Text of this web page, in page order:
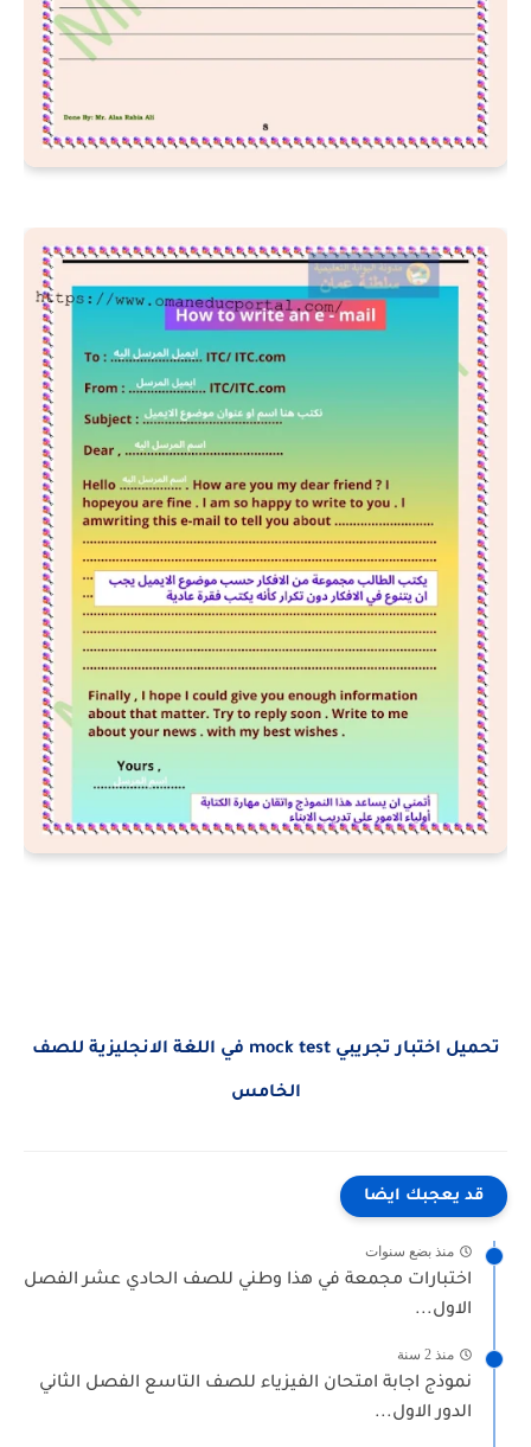
تحميل اختبار تجريبي mock test في اللغة الانجليزية للصف
الخامس
قد يعجبك ايضا
منذ بضع سنوات
اختبارات مجمعة في هذا وطني للصف الحادي عشر الفصل
الاول...
منذ 2 سنة
نموذج اجابة امتحان الفيزياء للصف التاسع الفصل الثاني
الدور الاول...